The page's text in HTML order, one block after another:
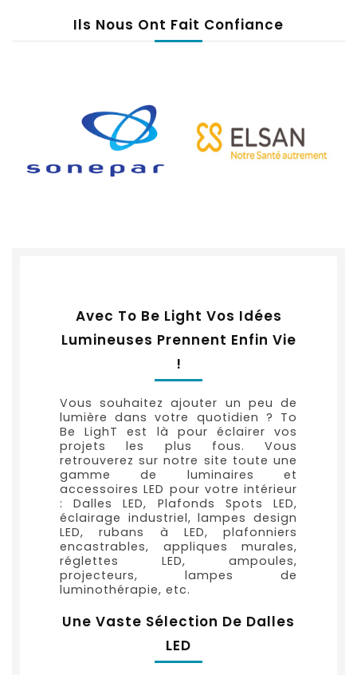
Ils Nous Ont Fait Confiance
Avec To Be Light Vos Idées
Lumineuses Prennent Enfin Vie
!
Vous souhaitez ajouter un peu de
lumière dans votre quotidien ? To
Be LighT est là pour éclairer vos
projets les plus fous. Vous
retrouverez sur notre site toute une
gamme de luminaires et
accessoires LED pour votre intérieur
: Dalles LED, Plafonds Spots LED,
éclairage industriel, lampes design
LED, rubans à LED, plafonniers
encastrables, appliques murales,
réglettes LED, ampoules,
projecteurs, lampes de
luminothérapie, etc.
Une Vaste Sélection De Dalles
LED